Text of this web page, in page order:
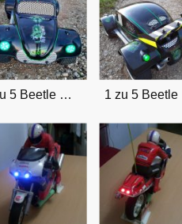
1 zu 5 Beetle mit Beleuchtung und Highpipes